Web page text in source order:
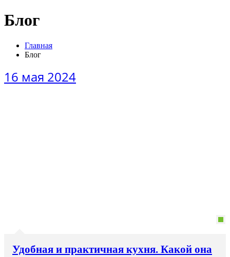
Блог
Главная
Блог
16 мая 2024
Удобная и практичная кухня. Какой она